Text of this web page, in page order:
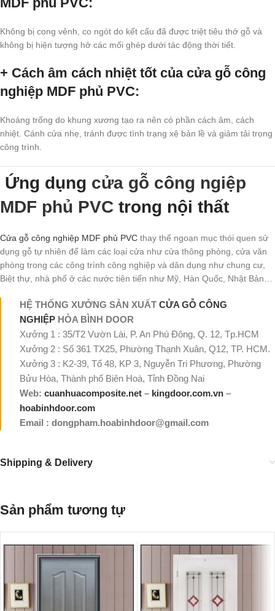
Không bị cong vênh, co ngót do kết cấu đã được triệt tiêu thớ gỗ và
không bị hiện tượng hở các mối ghép dưới tác động thời tiết.
+ Cách âm cách nhiệt tốt của cửa gỗ công
nghiệp MDF phủ PVC:
Khoảng trống do khung xương tạo ra nên có phần cách âm, cách
nhiệt. Cánh cửa nhẹ, tránh được tình trạng xệ bản lề và giảm tải trọng
công trình.
Ứng dụng cửa gỗ công ngiệp
MDF phủ PVC trong nội thất
Cửa gỗ công nghiệp MDF phủ PVC thay thế ngoạn mục thói quen sử
dụng gỗ tự nhiên để làm các loại cửa như cửa thông phòng, cửa văn
phòng trong các công trình công nghiệp và dân dụng như chung cư,
Biệt thự, nhà phố ở các nước tiên tiến như Mỹ, Hàn Quốc, Nhật Bản…
HỆ THỐNG XƯỞNG SẢN XUẤT CỬA GỖ CÔNG
NGHIỆP HÒA BÌNH DOOR
Xưởng 1 : 35/T2 Vườn Lài, P. An Phú Đông, Q. 12, Tp.HCM
Xưởng 2 : Số 361 TX25, Phường Thạnh Xuân, Q12, TP. HCM.
Xưởng 3 : K2-39, Tổ 48, KP 3, Nguyễn Tri Phương, Phường
Bửu Hòa, Thành phố Biên Hoà, Tỉnh Đồng Nai
Web: cuanhuacomposite.net – kingdoor.com.vn –
hoabinhdoor.com
Email : dongpham.hoabinhdoor@gmail.com
Shipping & Delivery
Sản phẩm tương tự